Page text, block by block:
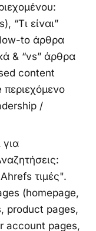
“Τι είναι”
to άρθρα
& “vs” άρθρα
content
/
τιμές".
(homepage,
product pages,
account pages,
του
να σε